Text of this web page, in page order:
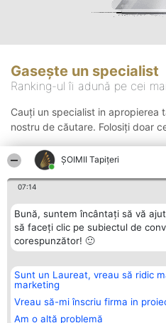
ȘOIMII Tapițeri
07:14
Bună, suntem încântați să vă
să faceți clic pe subiectul de
corespunzător! 🙂
Sunt un Laureat, vreau să ridic
marketing
Vreau să-mi înscriu firma in
Am o altă problemă
Gasește un specialist
Ranking-ul îi adună pe cei
Cauți un specialist in apropierea
nostru de căutare. Folosiți doar
Organizator Ranking
BRIGHT SOLUTIONS BR SRL
Aleea Timisul De Sus 2 Bl. A30
Sc. A Et. 4 Ap. 13 Cod 061952
București
Lista